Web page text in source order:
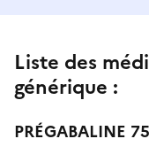
Liste des
générique :
PRÉGABALINE